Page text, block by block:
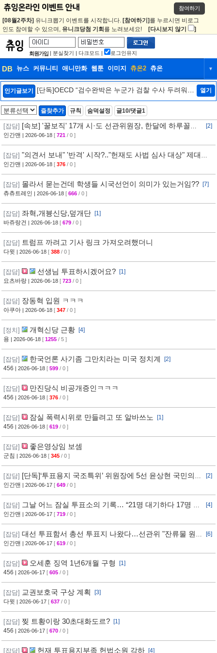
참여하기
[08월2주차] 유니크뽑기 이벤트를 시작합니다. [참여하기] 를 누르시면 비로그
인도 참여할 수 있으며, 유니크당첨 기회 를 노려보세요! [다시보지 않기 ]
회원가입 | 분실찾기 | 다크모드 | 로그인유지
DB 뉴스 커뮤니티 애니만화 웹툰 이미지 츄온2 츄온 ▼
DB 뉴스 커뮤니티 애니만화
웹툰 이미지 츄온2
인기글보기
[단독]OECD “검수완박은 누군가 검찰 수사 두려워하
는 것…韓정부에 엄중 경고안 낼 수도”[인터뷰/법조
Zoom In] [2]
열기
즐찾추가 규칙 숨덕설정 글10/댓글1
[잡담] [속보] '꿀보직' 17개 시·도 선관위원장, 한달에 하루꼴로
출근
[2]
인간맨 | 2026-06-18 [ 721 / 0 ]
[잡담] "의견서 보내" '반격' 시작?.."헌재도 사법 심사 대상" 제대로
붙었다 (자막뉴스) / SBS
인간맨 | 2026-06-18 [ 376 / 0 ]
[잡담] 몰라서 묻는건데 학생들 시국선언이 의미가 있는거임??
[7]
츄츄트레인 | 2026-06-18 [ 666 / 0 ]
[잡담] 좌혁,개븅신당,덮개단
[1]
바쥬랑건 | 2026-06-18 [ 679 / 0 ]
[잡담] 트럼프 까려고 기사 링크 가져오려했더니
다윗 | 2026-06-18 [ 388 / 0 ]
[잡담] 선생님 투표하시겠어요?
[1]
요츠바랑 | 2026-06-18 [ 723 / 0 ]
[잡담] 장동혁 입원 ㅋㅋㅋ
아쿠아 | 2026-06-18 [ 347 / 0 ]
[정치] 개혁신당 근황
[4]
용 | 2026-06-18 [ 1255 / 5 ]
[잡담] 한국언론 사기좀 그만치라는 미국 정치계
[2]
456 | 2026-06-18 [ 599 / 0 ]
[잡담] 만진당식 비공개증인ㅋㅋㅋ
456 | 2026-06-18 [ 376 / 0 ]
[잡담] 잠실 폭력시위로 만들려고 또 알바쓰노
[1]
456 | 2026-06-18 [ 619 / 0 ]
[잡담] 좋은영상임 보셈
군침 | 2026-06-18 [ 345 / 0 ]
[잡담] [단독]‘투표용지 국조특위’ 위원장에 5선 윤상현 국민의힘
의원
[2]
인간맨 | 2026-06-17 [ 649 / 0 ]
[잡담] 그날 어느 잠실 투표소의 기록… “21명 대기하다 17명 돌
아가”
[4]
인간맨 | 2026-06-17 [ 719 / 0 ]
[잡담] 대선 투표함서 총선 투표지 나왔다…선관위 "잔류물 원
천 차단 어려워"
[6]
인간맨 | 2026-06-17 [ 619 / 0 ]
[잡담] 오세훈 징역 1년6개월 구형
[1]
456 | 2026-06-17 [ 605 / 0 ]
[잡담] 교권보호국 구상 계획
[3]
다윗 | 2026-06-17 [ 637 / 0 ]
[잡담] 찢 트황이랑 30초대화도르?
[1]
456 | 2026-06-17 [ 670 / 0 ]
[잡담] 헌재 투표용지부족 헌법소원 각하 [4]